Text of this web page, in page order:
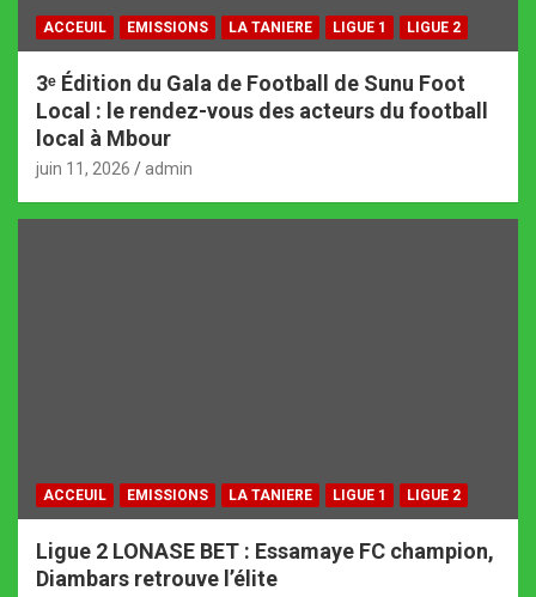
ACCEUIL EMISSIONS LA TANIERE LIGUE 1 LIGUE 2
3ᵉ Édition du Gala de Football de Sunu Foot
Local : le rendez-vous des acteurs du football
local à Mbour
juin 11, 2026 admin
ACCEUIL EMISSIONS LA TANIERE LIGUE 1 LIGUE 2
Ligue 2 LONASE BET : Essamaye FC champion,
Diambars retrouve l’élite